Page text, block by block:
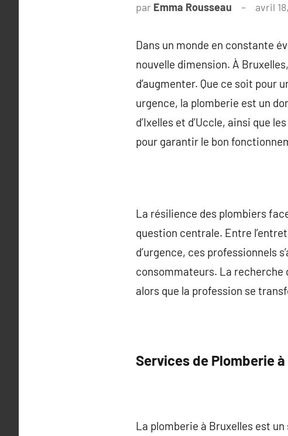
par Emma Rousseau avril
Dans un monde en constante
nouvelle dimension. À
d’augmenter. Que ce soit pour
urgence, la plomberie est un
d’Ixelles et d’Uccle, ainsi que
pour garantir le bon
La résilience des plombiers
question centrale. Entre
d’urgence, ces professionnels
consommateurs. La recherche
alors que la profession se
Services de Plomberie
La plomberie à Bruxelles est